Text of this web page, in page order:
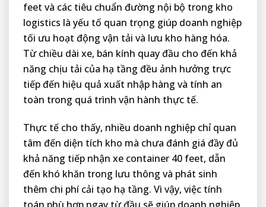
feet và các tiêu chuẩn đường nội bộ trong kho
logistics là yếu tố quan trọng giúp doanh nghiệp
tối ưu hoạt động vận tải và lưu kho hàng hóa.
Từ chiều dài xe, bán kính quay đầu cho đến khả
năng chịu tải của hạ tầng đều ảnh hưởng trực
tiếp đến hiệu quả xuất nhập hàng và tính an
toàn trong quá trình vận hành thực tế.
Thực tế cho thấy, nhiều doanh nghiệp chỉ quan
tâm đến diện tích kho mà chưa đánh giá đầy đủ
khả năng tiếp nhận xe container 40 feet, dẫn
đến khó khăn trong lưu thông và phát sinh
thêm chi phí cải tạo hạ tầng. Vì vậy, việc tính